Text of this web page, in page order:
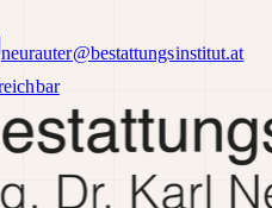
neurauter@bestattungsinstitut.at